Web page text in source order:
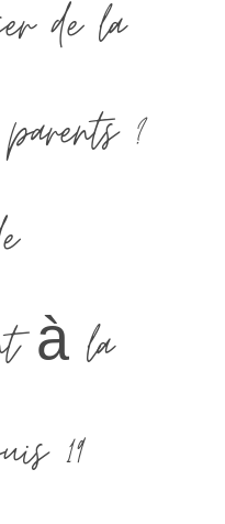
de la
?
à la
19…